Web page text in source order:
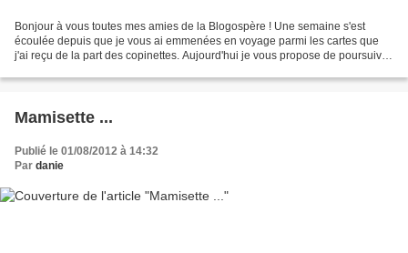
Bonjour à vous toutes mes amies de la Blogospère ! Une semaine s'est
écoulée depuis que je vous ai emmenées en voyage parmi les cartes que
j'ai reçu de la part des copinettes. Aujourd'hui je vous propose de poursuivre
Mamisette ...
Publié le 01/08/2012 à 14:32
Par danie